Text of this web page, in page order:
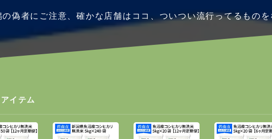
の偽者にご注意、確かな店舗はココ、ついつい流行ってるもの
イテム